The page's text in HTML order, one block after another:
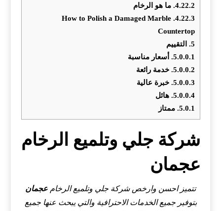
4.22.2. ما هو الرخام
4.22.3.
How to Polish a Damaged Marble
Countertop
5.
التقييم
5.0.0.1. أسعار مناسبة
5.0.0.2. خدمة رائعة
5.0.0.3. خبرة عالية
5.0.0.4. هائل
5.0.1. ممتاز
شركة جلي وتلميع الرخام
عجمان
تتميز احسن وارخص شركة جلي وتلميع الرخام عجمان
بتوفير جميع الخدمات الاحترافية والتي يبحث عنها جميع